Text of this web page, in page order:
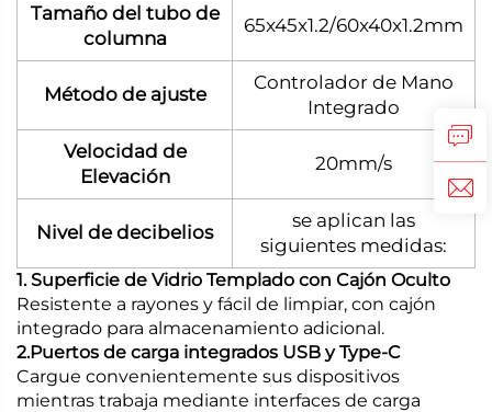
Tamaño del tubo de
columna
65x45x1.2/60x40x1.2mm
Método de ajuste
Controlador de Mano
Integrado
Velocidad de
Elevación
20mm/s
Nivel de decibelios
se aplican las
siguientes medidas:
1. Superficie de Vidrio Templado con Cajón Oculto
Resistente a rayones y fácil de limpiar, con cajón
integrado para almacenamiento adicional.
2.Puertos de carga integrados USB y Type-C
Cargue convenientemente sus dispositivos
mientras trabaja mediante interfaces de carga